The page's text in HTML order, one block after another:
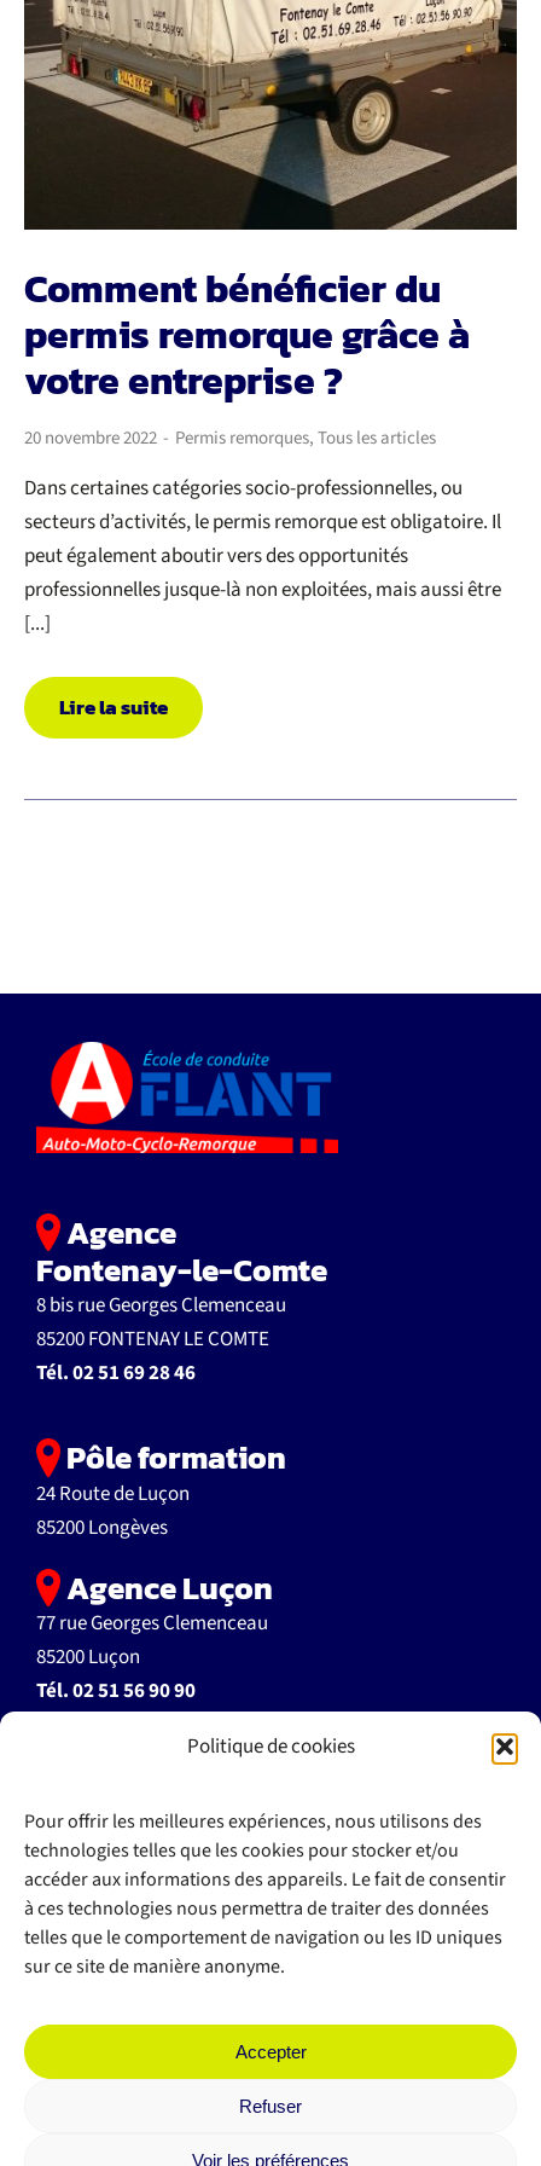
Politique de cookies
Pour offrir les meilleures expériences, nous utilisons des
technologies telles que les cookies pour stocker et/ou
accéder aux informations des appareils. Le fait de consentir
à ces technologies nous permettra de traiter des données
telles que le comportement de navigation ou les ID uniques
sur ce site de manière anonyme.
Accepter
Refuser
Voir les préférences
Comment bénéficier du
permis remorque grâce à
votre entreprise ?
20 novembre 2022 - Permis remorques,Tous les articles
Dans certaines catégories socio-professionnelles, ou
secteurs d’activités, le permis remorque est obligatoire. Il
peut également aboutir vers des opportunités
professionnelles jusque-là non exploitées, mais aussi être
[...]
Lire la suite
Permis AM
Permis de conduire
Permis remorques
Récupération de points
Stage
Agence
Fontenay-le-Comte
8 bis rue Georges Clemenceau
85200 FONTENAY LE COMTE
Tél.02 51 69 28 46
Pôle formation
24 Route de Luçon
85200 Longèves
Agence Luçon
77 rue Georges Clemenceau
85200 Luçon
Tél.02 51 56 90 90
>> Documents à télécharger
>> Règlement intérieur
>> Espace client
Mentions légales
Politique de confidentialité